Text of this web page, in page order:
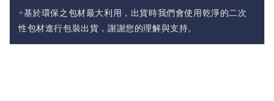
+基於環保之包材最大利用，出貨時我們會使用乾淨的二次
性包材進行包裝出貨，謝謝您的理解與支持。